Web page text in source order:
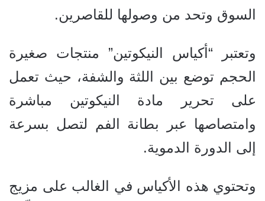
السوق وتحد من وصولها للقاصرين.
وتعتبر “أكياس النيكوتين” منتجات صغيرة
الحجم توضع بين اللثة والشفة، حيث تعمل
على تحرير مادة النيكوتين مباشرة
وامتصاصها عبر بطانة الفم لتصل بسرعة
إلى الدورة الدموية.
وتحتوي هذه الأكياس في الغالب على مزيج